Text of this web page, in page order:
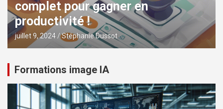
complet pour gagner en
productivité !
juillet 9, 2024 Stéphanie Dussot
Formations image IA